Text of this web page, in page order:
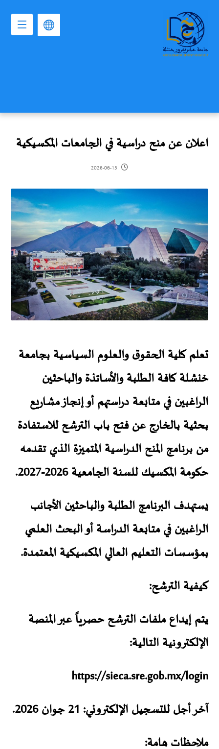
اعلان عن منح دراسية في الجامعات المكسيكية
2026-06-15
تعلم كلية الحقوق والعلوم السياسية بجامعة
خنشلة كافة الطلبة والأساتذة والباحثين
الراغبين في متابعة دراستهم أو إنجاز مشاريع
بحثية بالخارج عن فتح باب الترشح للاستفادة
من برنامج المنح الدراسية المتميزة الذي تقدمه
حكومة المكسيك للسنة الجامعية 2026-2027.
يستهدف البرنامج الطلبة والباحثين الأجانب
الراغبين في متابعة الدراسة أو البحث العلمي
بمؤسسات التعليم العالي المكسيكية المعتمدة.
كيفية الترشح:
يتم إيداع ملفات الترشح حصرياً عبر المنصة
الإلكترونية التالية:
https://sieca.sre.gob.mx/login
آخر أجل للتسجيل الإلكتروني: 21 جوان 2026.
ملاحظات هامة: